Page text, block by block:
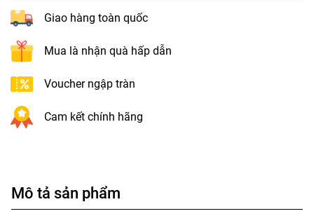
Giao hàng toàn quốc
Mua là nhận quà hấp dẫn
Voucher ngập tràn
Cam kết chính hãng
Mô tả sản phẩm